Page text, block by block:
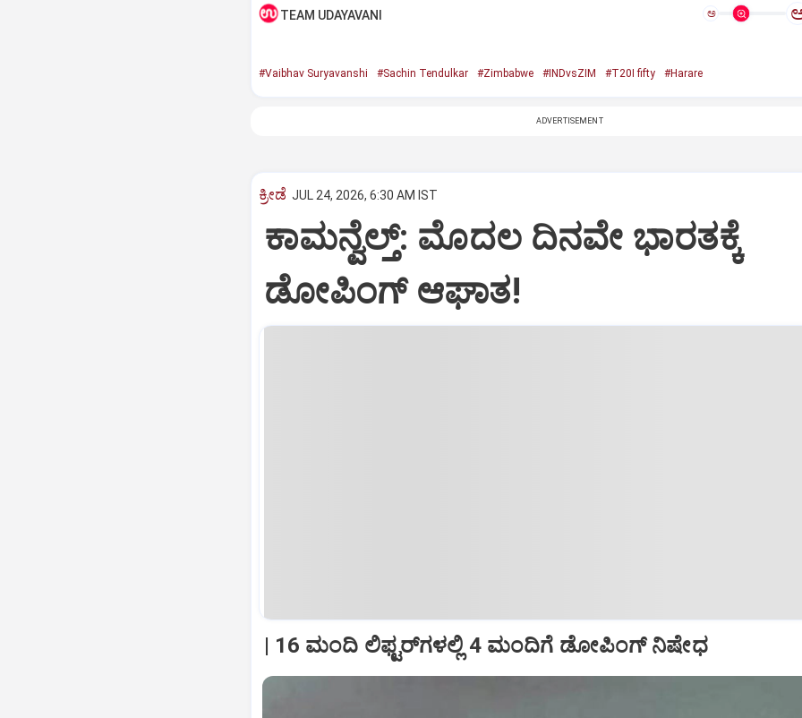
TEAM UDAYAVANI ಅ
#Vaibhav Suryavanshi #Sachin Tendulkar #Zimbabwe #INDvsZIM #T20I fifty #Harare
ADVERTISEMENT
ಕ್ರೀಡೆ JUL 24, 2026, 6:30 AM IST
ಕಾಮನ್ವೆಲ್ತ್‌: ಮೊದಲ ದಿನವೇ ಭಾರತಕ್ಕೆ
ಡೋಪಿಂಗ್‌ ಆಘಾತ!
| 16 ಮಂದಿ ಲಿಫ್ಟರ್‌ಗಳಲ್ಲಿ 4 ಮಂದಿಗೆ ಡೋಪಿಂಗ್‌ ನಿಷೇಧ